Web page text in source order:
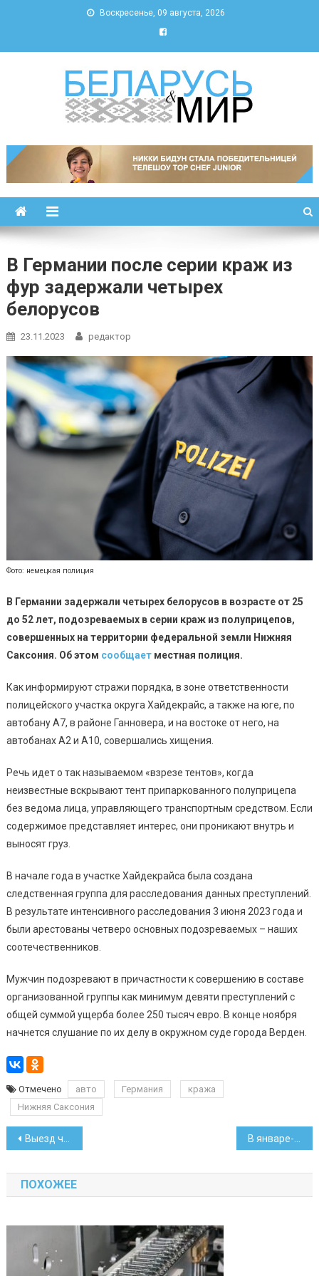
Воскресенье, 09 августа, 2026
Беларусь и мир
В Германии после серии краж из
фур задержали четырех
белорусов
23.11.2023 редактор
Фото: немецкая полиция
В Германии задержали четырех белорусов в возрасте от 25
до 52 лет, подозреваемых в серии краж из полуприцепов,
совершенных на территории федеральной земли Нижняя
Саксония. Об этом сообщаетместная полиция.
Как информируют стражи порядка, в зоне ответственности
полицейского участка округа Хайдекрайс, а также на юге, по
автобану А7, в районе Ганновера, и на востоке от него, на
автобанах А2 и А10, совершались хищения.
Речь идет о так называемом «взрезе тентов», когда
неизвестные вскрывают тент припаркованного полуприцепа
без ведома лица, управляющего транспортным средством. Если
содержимое представляет интерес, они проникают внутрь и
выносят груз.
В начале года в участке Хайдекрайса была создана
следственная группа для расследования данных преступлений.
В результате интенсивного расследования 3 июня 2023 года и
были арестованы четверо основных подозреваемых – наших
соотечественников.
Мужчин подозревают в причастности к совершению в составе
организованной группы как минимум девяти преступлений с
общей суммой ущерба более 250 тысяч евро. В конце ноября
начнется слушание по их делу в окружном суде города Верден.
Отмечено авто Германия
кража
Нижняя Саксония
Навигация
по
записям
Выезд чиновников за границу будут одобрять их начальники
ПОХОЖЕЕ